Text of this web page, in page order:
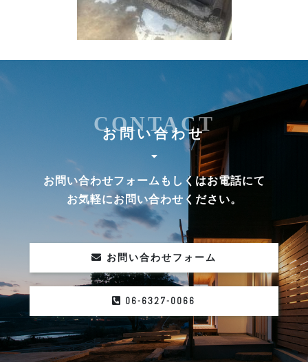
お問い合わせ
CONTACT
お問い合わせフォームもしくはお電話にて
お気軽にお問い合わせください。
お問い合わせフォーム
06-6327-0066